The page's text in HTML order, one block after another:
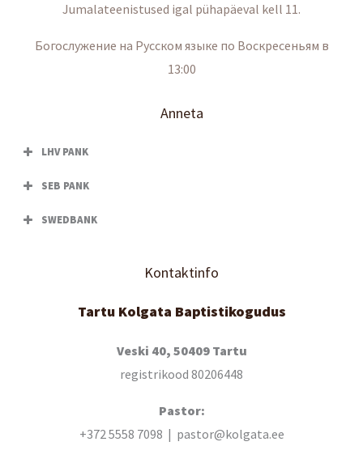
Jumalateenistused igal pühapäeval kell 11.
Богослужение на Русском языке по Воскресеньям в
13:00
Anneta
LHV PANK
SEB PANK
SWEDBANK
Kontaktinfo
Tartu Kolgata Baptistikogudus
Veski 40, 50409 Tartu
registrikood 80206448
Pastor:
+372 5558 7098 | pastor@kolgata.ee